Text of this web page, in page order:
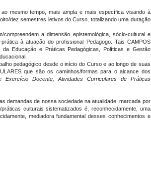
mesmo tempo, mais ampla e mais específica visando à
dez semestres letivos do Curso, totalizando uma duração
a dimensão epistemológica, sócio-cultural e
à atuação do profissional Pedagogo. Tais CAMPOS
Educação e Práticas Pedagógicas, Políticas e Gestão
pedagógico desde o início do Curso e ao longo de suas
que são os caminhos/formas para o alcance dos
Exercício Docente, Atividades Curriculares de Práticas
demandas de nossa sociedade na atualidade, marcada por
culturais sistematizados é, reconhecidamente, uma
mediadora fundamental desses conhecimentos e